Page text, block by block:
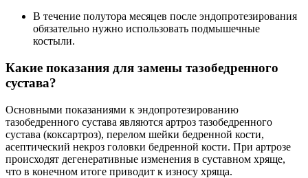
В течение полутора месяцев после эндопротезирования
обязательно нужно использовать подмышечные
костыли.
Какие показания для замены тазобедренного
сустава?
Основными показаниями к эндопротезированию
тазобедренного сустава являются артроз тазобедренного
сустава (коксартроз), перелом шейки бедренной кости,
асептический некроз головки бедренной кости. При артрозе
происходят дегенеративные изменения в суставном хряще,
что в конечном итоге приводит к износу хряща.